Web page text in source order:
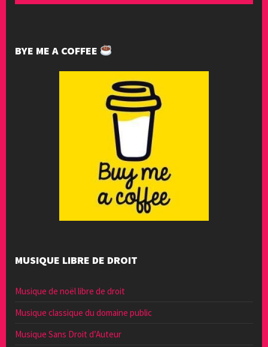
BYE ME A COFFEE
MUSIQUE LIBRE DE DROIT
Musique de noël libre de droit
Musique classique du domaine public
Musique Sans Droit d’Auteur